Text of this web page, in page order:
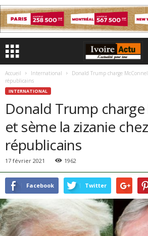
Accueil International
Donald Trump charge
républicains
INTERNATIONAL
Donald Trump
et sème la zizanie
républicains
17 février 2021 1962
Facebook Twitter